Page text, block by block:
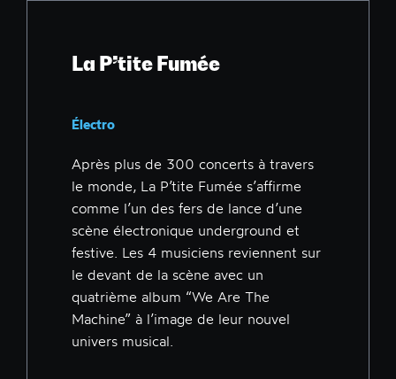
La P’tite Fumée
Électro
Après plus de 300 concerts à travers
le monde, La P’tite Fumée s’affirme
comme l’un des fers de lance d’une
scène électronique underground et
festive. Les 4 musiciens reviennent sur
le devant de la scène avec un
quatrième album “We Are The
Machine” à l’image de leur nouvel
univers musical.